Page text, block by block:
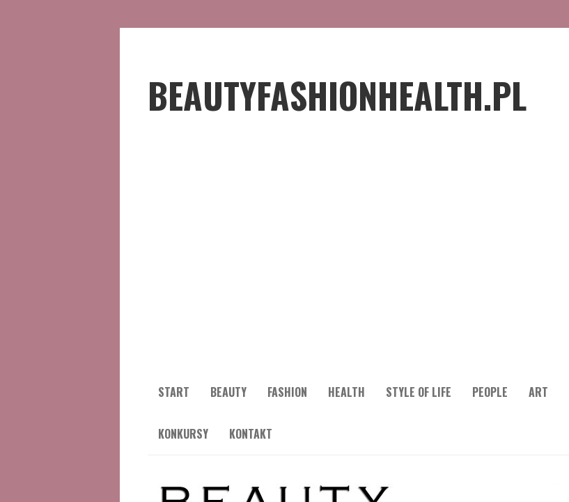
BEAUTYFASHIONHEALTH.PL
START BEAUTY FASHION HEALTH STYLE OF LIFE PEOPLE ART
KONKURSY KONTAKT